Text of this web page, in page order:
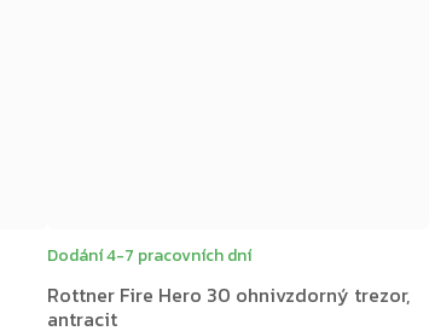
Rottner Fire Hero 30 ohnivzdorný trezor,
antracit
Dodání 4-7 pracovních dní